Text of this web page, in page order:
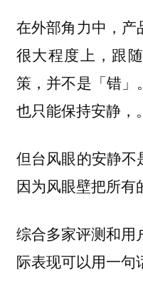
在外部角力中，产
很大程度上，跟
策，并不是「错」
也只能保持安静，。
但台风眼的安静
因为风眼壁把所有
综合多家评测和用
际表现可以用一句